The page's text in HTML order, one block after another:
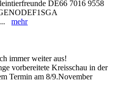
DE66 7016 9558
mehr
immer weiter aus!
vorbereitete Kreisschau in der
Termin am 8/9.November